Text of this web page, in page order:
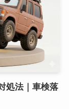
処法｜車検落